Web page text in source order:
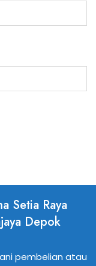
Setia Raya
Depok
pembelian atau